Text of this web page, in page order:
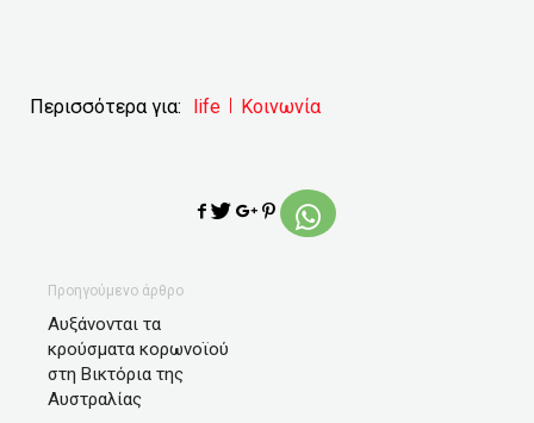
Περισσότερα για: life Κοινωνία
Προηγούμενο άρθρο
Αυξάνονται τα
κρούσματα κορωνοϊού
στη Βικτόρια της
Αυστραλίας